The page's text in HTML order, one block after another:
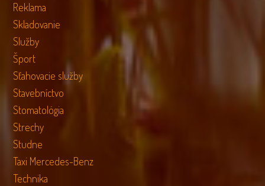
Reklama
Skladovanie
Služby
Šport
Sťahovacie služby
Stavebníctvo
Stomatológia
Strechy
Studne
Taxi Mercedes-Benz
Technika